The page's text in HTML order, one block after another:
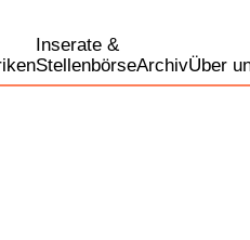
Inserate &
StellenbörseArchivÜber